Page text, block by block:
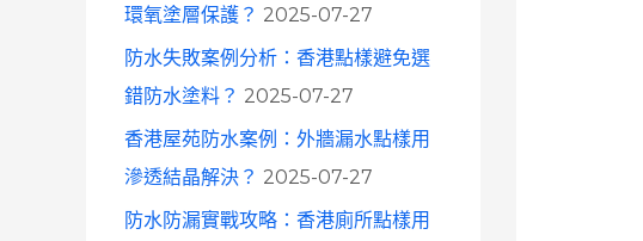
環氧塗層保護？ 2025-07-27
防水失敗案例分析：香港點樣避免選
錯防水塗料？ 2025-07-27
香港屋苑防水案例：外牆漏水點樣用
滲透結晶解決？ 2025-07-27
防水防漏實戰攻略：香港廁所點樣用